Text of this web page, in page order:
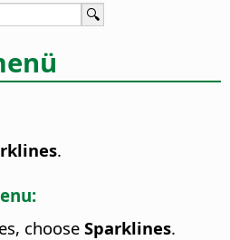
.
choose Sparklines.